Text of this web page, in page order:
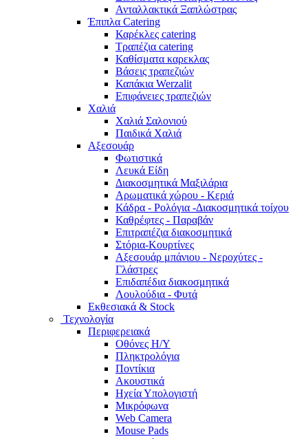
Ανταλλακτικά Ξαπλώστρας
Έπιπλα Catering
Καρέκλες catering
Τραπέζια catering
Καθίσματα καρεκλας
Βάσεις τραπεζιών
Καπάκια Werzalit
Επιφάνειες τραπεζιών
Χαλιά
Χαλιά Σαλονιού
Παιδικά Χαλιά
Αξεσουάρ
Φωτιστικά
Λευκά Είδη
Διακοσμητικά Μαξιλάρια
Αρωματικά χώρου - Κεριά
Κάδρα - Ρολόγια -Διακοσμητικά τοίχου
Καθρέφτες - Παραβάν
Επιτραπέζια διακοσμητικά
Στόρια-Κουρτίνες
Αξεσουάρ μπάνιου - Νεροχύτες -
Γλάστρες
Επιδαπέδια διακοσμητικά
Λουλούδια - Φυτά
Εκθεσιακά & Stock
Τεχνολογία
Περιφερειακά
Οθόνες Η/Υ
Πληκτρολόγια
Ποντίκια
Ακουστικά
Ηχεία Υπολογιστή
Μικρόφωνα
Web Camera
Mouse Pads